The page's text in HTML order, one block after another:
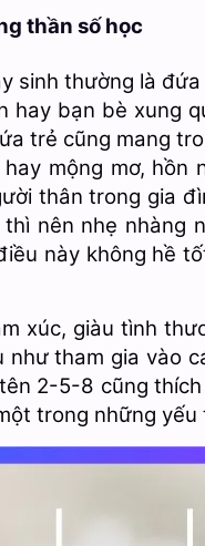
thần số học
thường là
bạn bè xung
trẻ cũng mang
mộng mơ, hồn
thân trong gia
nên nhẹ nhàng
này không hề
xúc, giàu tình
tham gia vào
2-5-8 cũng
trong những